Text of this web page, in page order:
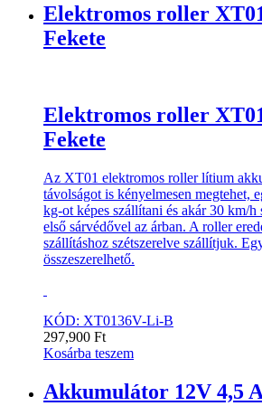
Elektromos roller
Fekete
Elektromos roller
Fekete
Az XT01 elektromos roller lítium
távolságot is kényelmesen megtehet,
kg-ot képes szállítani és akár 30 km/h
első sárvédővel az árban. A roller
szállításhoz szétszerelve szállítjuk.
összeszerelhető.
KÓD: XT0136V-Li-B
297,900 Ft
Kosárba teszem
Akkumulátor 12V 4,5